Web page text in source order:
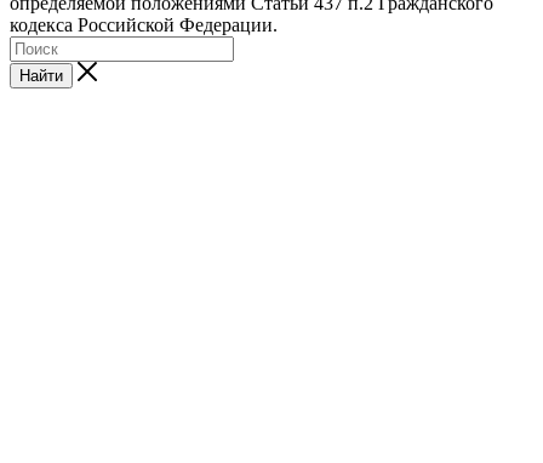
кодекса Российской Федерации.
Найти